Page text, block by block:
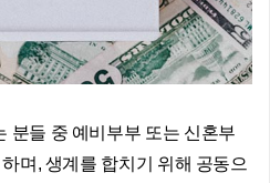
분들 중 예비부부 또는 신혼부
며, 생계를 합치기 위해 공동으